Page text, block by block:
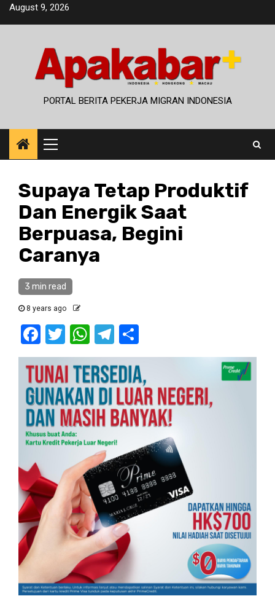
SkipAugust 9, 2026
PORTAL BERITA PEKERJA MIGRAN INDONESIA
Primary
Menu
Supaya Tetap Produktif
Dan Energik Saat
Berpuasa, Begini
Caranya
3 min read
8 years ago
Facebook
Twitter
WhatsApp
Telegram